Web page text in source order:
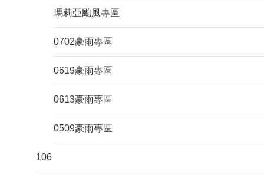
瑪莉亞颱風專區
0702豪雨專區
0619豪雨專區
0613豪雨專區
0509豪雨專區
106